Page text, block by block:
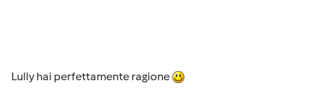
Lully hai perfettamente ragione